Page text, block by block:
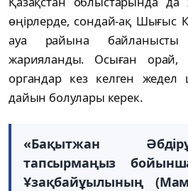
өңiрлерде, сондай-ақ Шығыс
ауа райына байланысты
жарияланды. Осыған орай,
органдар кез келген жедел
дайын болулары керек.
«Бақытжан
тапсырмаңыз
Ұзақбайұылының